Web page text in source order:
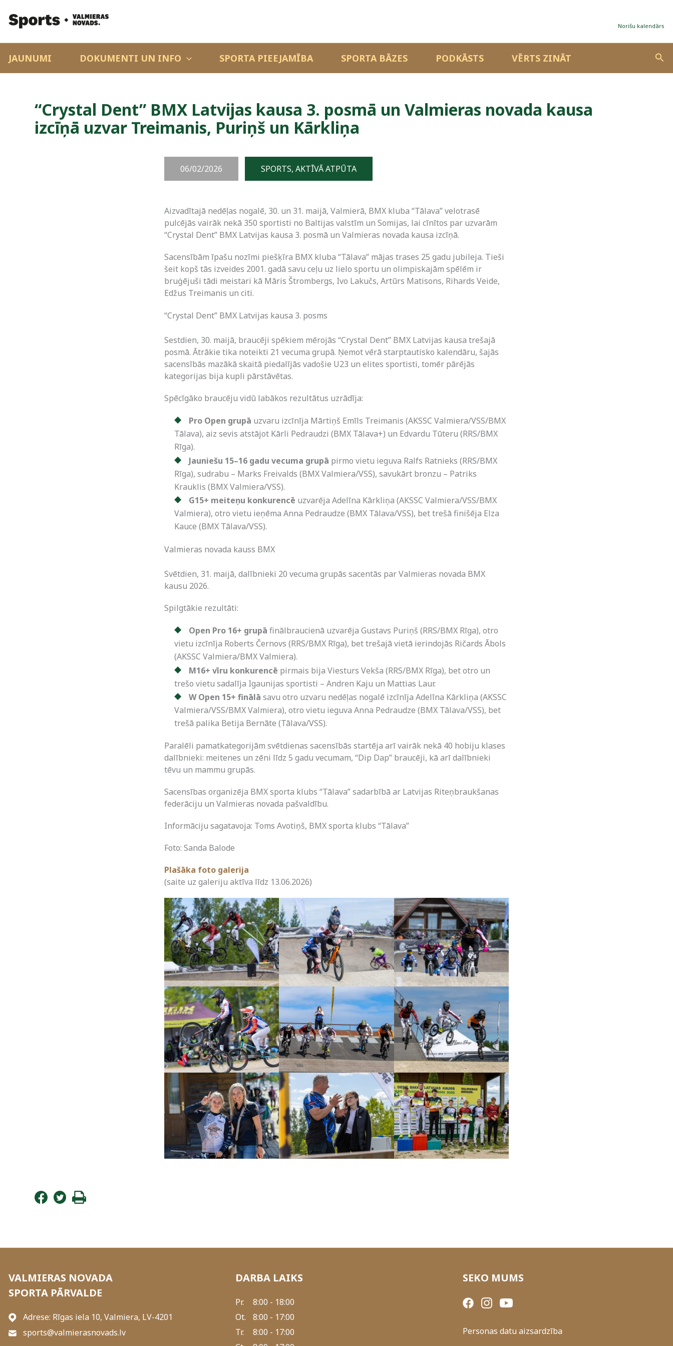
Norišu kalendārs
JAUNUMI DOKUMENTI UN INFO SPORTA PIEEJAMĪBA SPORTA BĀZES PODKĀSTS VĒRTS ZINĀT
“Crystal Dent” BMX Latvijas kausa 3. posmā un Valmieras novada kausa
izcīņā uzvar Treimanis, Puriņš un Kārkliņa
06/02/2026 SPORTS, AKTĪVĀ ATPŪTA
Aizvadītajā nedēļas nogalē, 30. un 31. maijā, Valmierā, BMX kluba “Tālava” velotrasē
pulcējās vairāk nekā 350 sportisti no Baltijas valstīm un Somijas, lai cīnītos par uzvarām
“Crystal Dent” BMX Latvijas kausa 3. posmā un Valmieras novada kausa izcīņā.
Sacensībām īpašu nozīmi piešķīra BMX kluba “Tālava” mājas trases 25 gadu jubileja. Tieši
šeit kopš tās izveides 2001. gadā savu ceļu uz lielo sportu un olimpiskajām spēlēm ir
bruģējuši tādi meistari kā Māris Štrombergs, Ivo Lakučs, Artūrs Matisons, Rihards Veide,
Edžus Treimanis un citi.
“Crystal Dent” BMX Latvijas kausa 3. posms
Sestdien, 30. maijā, braucēji spēkiem mērojās “Crystal Dent” BMX Latvijas kausa trešajā
posmā. Ātrākie tika noteikti 21 vecuma grupā. Ņemot vērā starptautisko kalendāru, šajās
sacensībās mazākā skaitā piedalījās vadošie U23 un elites sportisti, tomēr pārējās
kategorijas bija kupli pārstāvētas.
Spēcīgāko braucēju vidū labākos rezultātus uzrādīja:
Pro Open grupā uzvaru izcīnīja Mārtiņš Emīls Treimanis (AKSSC Valmiera/VSS/BMX
Tālava), aiz sevis atstājot Kārli Pedraudzi (BMX Tālava+) un Edvardu Tūteru (RRS/BMX
Rīga).
Jauniešu 15–16 gadu vecuma grupā pirmo vietu ieguva Ralfs Ratnieks (RRS/BMX
Rīga), sudrabu – Marks Freivalds (BMX Valmiera/VSS), savukārt bronzu – Patriks
Krauklis (BMX Valmiera/VSS).
G15+ meiteņu konkurencē uzvarēja Adelīna Kārkliņa (AKSSC Valmiera/VSS/BMX
Valmiera), otro vietu ieņēma Anna Pedraudze (BMX Tālava/VSS), bet trešā finišēja Elza
Kauce (BMX Tālava/VSS).
Valmieras novada kauss BMX
Svētdien, 31. maijā, dalībnieki 20 vecuma grupās sacentās par Valmieras novada BMX
kausu 2026.
Spilgtākie rezultāti:
Open Pro 16+ grupā finālbraucienā uzvarēja Gustavs Puriņš (RRS/BMX Rīga), otro
vietu izcīnīja Roberts Černovs (RRS/BMX Rīga), bet trešajā vietā ierindojās Ričards Ābols
(AKSSC Valmiera/BMX Valmiera).
M16+ vīru konkurencē pirmais bija Viesturs Vekša (RRS/BMX Rīga), bet otro un
trešo vietu sadalīja Igaunijas sportisti – Andren Kaju un Mattias Laur.
W Open 15+ finālā savu otro uzvaru nedēļas nogalē izcīnīja Adelīna Kārkliņa (AKSSC
Valmiera/VSS/BMX Valmiera), otro vietu ieguva Anna Pedraudze (BMX Tālava/VSS), bet
trešā palika Betija Bernāte (Tālava/VSS).
Paralēli pamatkategorijām svētdienas sacensībās startēja arī vairāk nekā 40 hobiju klases
dalībnieki: meitenes un zēni līdz 5 gadu vecumam, “Dip Dap” braucēji, kā arī dalībnieki
tēvu un mammu grupās.
Sacensības organizēja BMX sporta klubs “Tālava” sadarbībā ar Latvijas Riteņbraukšanas
federāciju un Valmieras novada pašvaldību.
Informāciju sagatavoja: Toms Avotiņš, BMX sporta klubs “Tālava”
Foto: Sanda Balode
Plašāka foto galerija
(saite uz galeriju aktīva līdz 13.06.2026)
VALMIERAS NOVADA
SPORTA PĀRVALDE
Adrese: Rīgas iela 10, Valmiera, LV-4201
sports@valmierasnovads.lv
DARBA LAIKS
Pr.
8:00 - 18:00
Ot.
8:00 - 17:00
Tr.
8:00 - 17:00
SEKO MUMS
Personas datu aizsardzība